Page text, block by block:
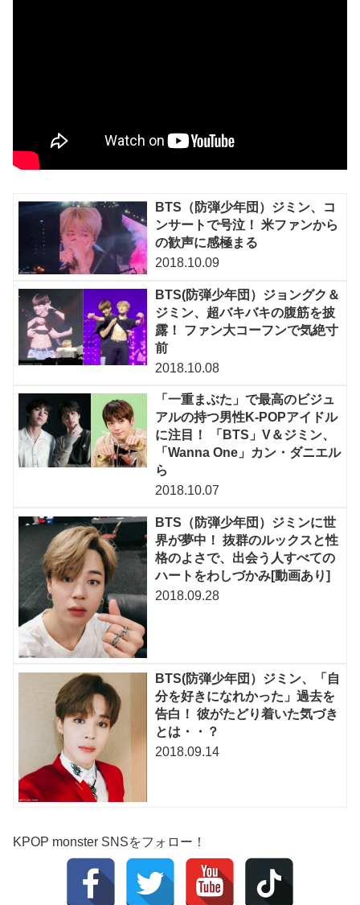
BTS（防弾少年団）ジミン、コ
ンサートで号泣！ 米ファンから
の歓声に感極まる
2018.10.09
BTS(防弾少年団）ジョングク＆
ジミン、超バキバキの腹筋を披
露！ ファン大コーフンで気絶寸
前
2018.10.08
「一重まぶた」で最高のビジュ
アルの持つ男性K-POPアイドル
に注目！ 「BTS」V＆ジミン、
「Wanna One」カン・ダニエル
ら
2018.10.07
BTS（防弾少年団）ジミンに世
界が夢中！ 抜群のルックスと性
格のよさで、出会う人すべての
ハートをわしづかみ[動画あり]
2018.09.28
BTS(防弾少年団）ジミン、「自
分を好きになれかった」過去を
告白！ 彼がたどり着いた気づき
とは・・？
2018.09.14
KPOP monster SNSをフォロー！